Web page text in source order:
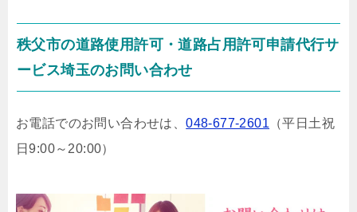
秩父市の道路使用許可・道路占用許可申請代行サ
ービス埼玉のお問い合わせ
お電話でのお問い合わせは、048-677-2601 （平日土祝
日9:00～20:00）